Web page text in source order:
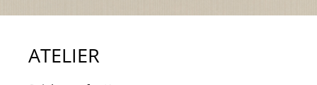
ATELIER